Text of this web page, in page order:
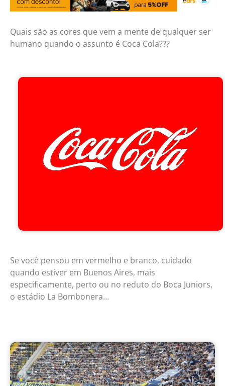
Quais são as cores que vem a mente de qualquer ser
humano quando o assunto é Coca Cola???
Se você pensou em vermelho e branco, cuidado
quando estiver em Buenos Aires, mais
especificamente, perto ou no reduto do Boca Juniors,
o estádio La Bombonera…